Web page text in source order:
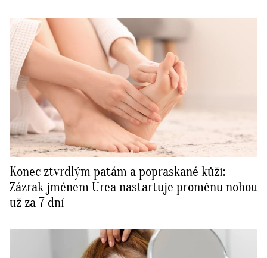
Konec ztvrdlým patám a popraskané kůži:
Zázrak jménem Urea nastartuje proměnu nohou
už za 7 dní